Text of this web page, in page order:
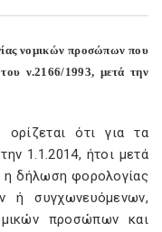
νομικών προσώπων που
του ν.2166/1993, μετά την
ότι για τα
1.1.2014, ήτοι μετά
η δήλωση φορολογίας
ή συγχωνευόμενων,
προσώπων και